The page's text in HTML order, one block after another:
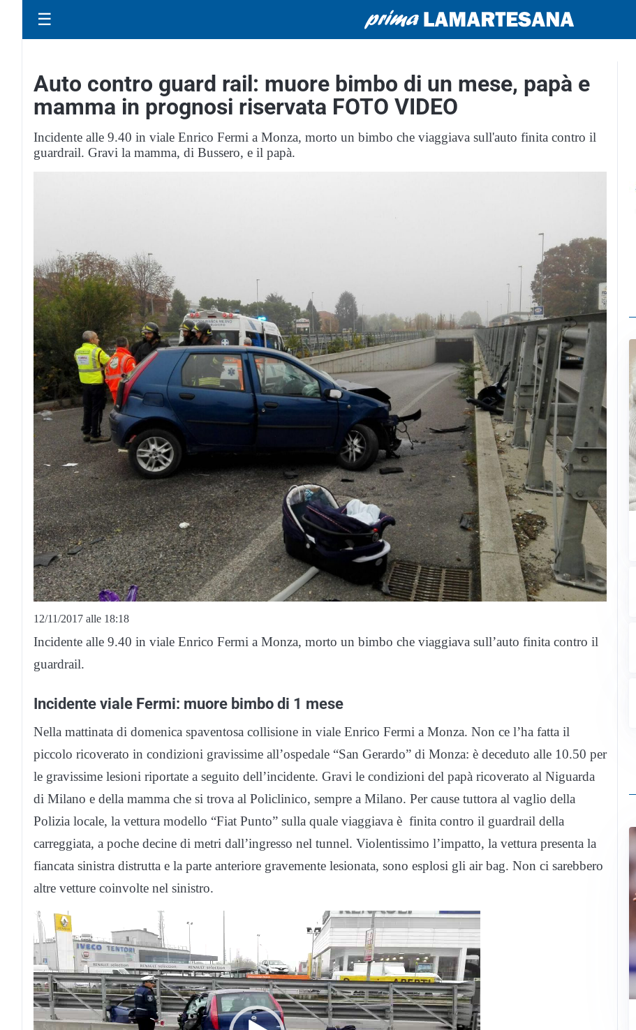
☰
Auto contro guard rail: muore bimbo di un mese, papà e
mamma in prognosi riservata FOTO VIDEO
Incidente alle 9.40 in viale Enrico Fermi a Monza, morto un bimbo che viaggiava sull'auto finita contro il
guardrail. Gravi la mamma, di Bussero, e il papà.
12/11/2017 alle 18:18
Incidente alle 9.40 in viale Enrico Fermi a Monza, morto un bimbo che viaggiava sull’auto finita contro il
guardrail.
Incidente viale Fermi: muore bimbo di 1 mese
Nella mattinata di domenica spaventosa collisione in viale Enrico Fermi a Monza. Non ce l’ha fatta il
piccolo ricoverato in condizioni gravissime all’ospedale “San Gerardo” di Monza: è deceduto alle 10.50 per
le gravissime lesioni riportate a seguito dell’incidente. Gravi le condizioni del papà ricoverato al Niguarda
di Milano e della mamma che si trova al Policlinico, sempre a Milano. Per cause tuttora al vaglio della
Polizia locale, la vettura modello “Fiat Punto” sulla quale viaggiava è finita contro il guardrail della
carreggiata, a poche decine di metri dall’ingresso nel tunnel. Violentissimo l’impatto, la vettura presenta la
fiancata sinistra distrutta e la parte anteriore gravemente lesionata, sono esplosi gli air bag. Non ci sarebbero
altre vetture coinvolte nel sinistro.
Video
Player